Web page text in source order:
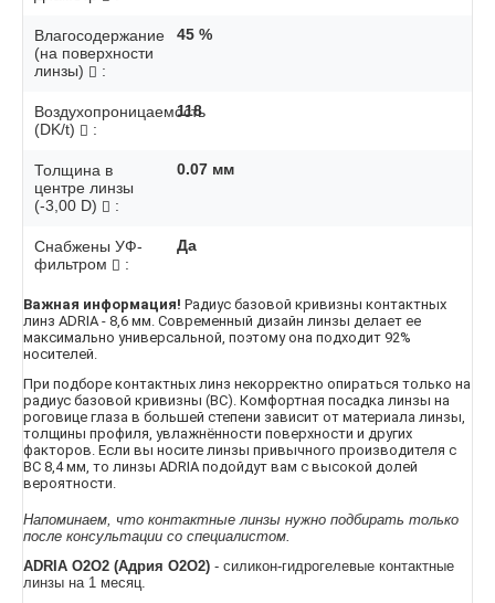
Влагосодержание
(на поверхности
линзы)
:
45 %
Воздухопроницаемость
(DK/t)
:
118
Толщина в
центре линзы
(-3,00 D)
:
0.07 мм
Снабжены УФ-
фильтром
:
Да
Важная информация! Радиус базовой кривизны контактных
линз ADRIA - 8,6 мм. Современный дизайн линзы делает ее
максимально универсальной, поэтому она подходит 92%
носителей.
При подборе контактных линз некорректно опираться только на
радиус базовой кривизны (BC). Комфортная посадка линзы на
роговице глаза в большей степени зависит от материала линзы,
толщины профиля, увлажнённости поверхности и других
факторов. Если вы носите линзы привычного производителя с
BC 8,4 мм, то линзы ADRIA подойдут вам с высокой долей
вероятности.
Напоминаем, что контактные линзы нужно подбирать только
после консультации со специалистом.
ADRIA O2O2 (Адрия О2О2) - силикон-гидрогелевые контактные
линзы на 1 месяц.